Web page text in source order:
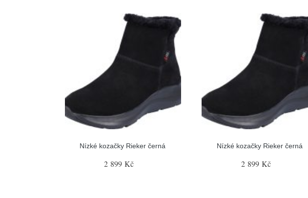
Nízké kozačky Rieker černá
2 899 Kč
Nízké kozačky Rieker černá
2 899 Kč